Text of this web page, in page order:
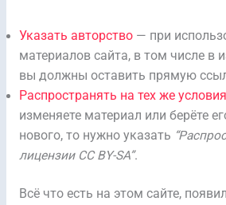
Указать авторство— при
материалов сайта, в том числе в
вы должны оставить прямую
Распространять на тех же
изменяете материал или берёте
нового, то нужно указать
лицензии CC BY-SA”.
Всё что есть на этом сайте,